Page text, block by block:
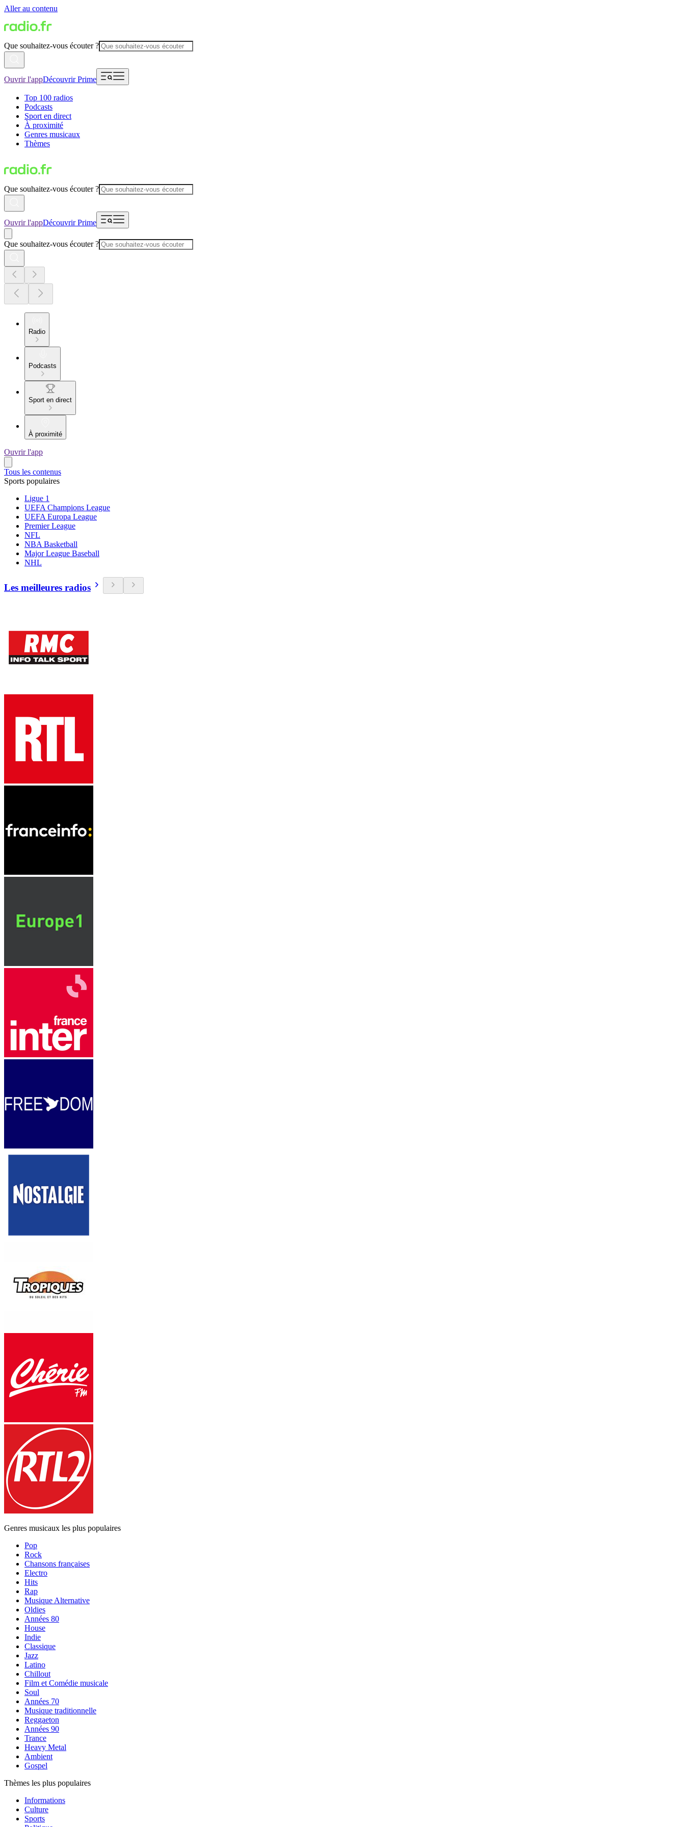
Aller au contenu
Que souhaitez-vous écouter ?
Ouvrir l'appDécouvrir Prime
Top 100 radios
Podcasts
Sport en direct
À proximité
Genres musicaux
Thèmes
Que souhaitez-vous écouter ?
Ouvrir l'appDécouvrir Prime
Que souhaitez-vous écouter ?
Radio
Podcasts
Sport en direct
À proximité
Ouvrir l'app
Tous les contenus
Sports populaires
Ligue 1
UEFA Champions League
UEFA Europa League
Premier League
NFL
NBA Basketball
Major League Baseball
NHL
Les meilleures radios
Genres musicaux les plus populaires
Pop
Rock
Chansons françaises
Electro
Hits
Rap
Musique Alternative
Oldies
Années 80
House
Indie
Classique
Jazz
Latino
Chillout
Film et Comédie musicale
Soul
Années 70
Musique traditionnelle
Reggaeton
Années 90
Trance
Heavy Metal
Ambient
Gospel
Thèmes les plus populaires
Informations
Culture
Sports